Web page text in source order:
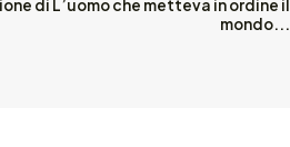
di L’uomo che metteva in ordine il
mondo...